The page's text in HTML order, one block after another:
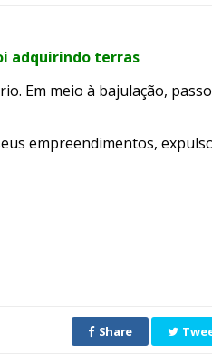
adquirindo terras
Em meio à bajulação,
empreendimentos,
Share